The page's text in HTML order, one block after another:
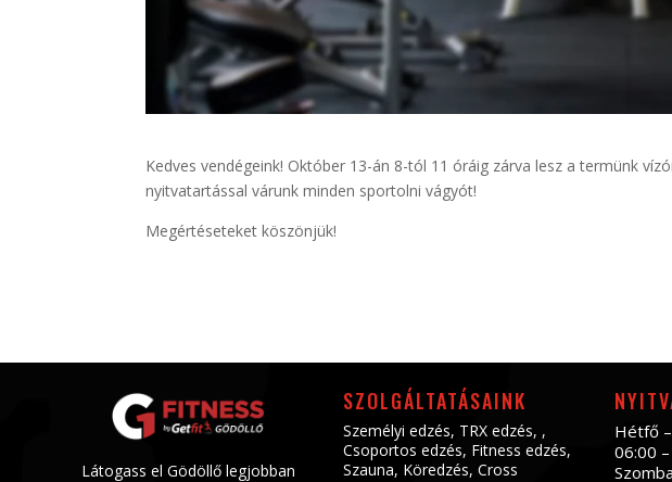
Kedves vendégeink! Október 13-án 8-tól 11 óráig zárva lesz a termünk
nyitvatartással várunk minden sportolni vágyót!
Megértéseteket köszönjük!
Látogass el Gödöllő legjobban
SZOLGÁLTATÁSAINK
Személyi edzés, TRX edzés, ,
Csoportos edzés, Fitness edzés,
Szauna, Köredzés,Cross
Hétfő
06:00